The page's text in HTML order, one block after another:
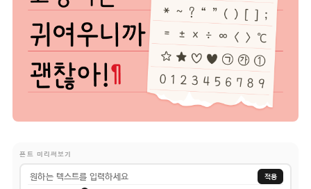
폰트 미리써보기
적용